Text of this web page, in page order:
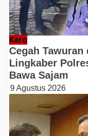
Karo
Cegah
Lingkaber
Bawa Sajam
9 Agustus 2026